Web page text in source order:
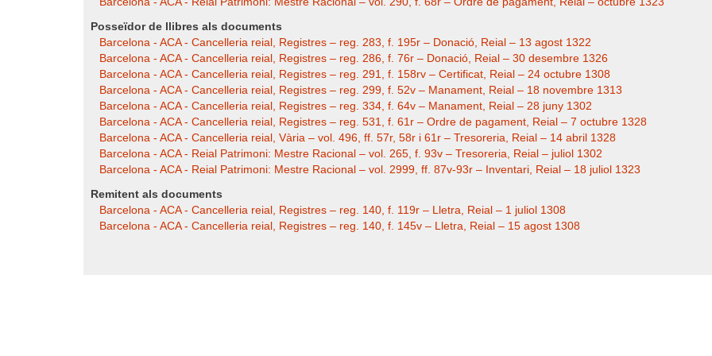
Posseïdor de llibres als documents
Barcelona - ACA - Cancelleria reial, Registres – reg. 283, f. 195r – Donació, Reial – 13 agost 1322
Barcelona - ACA - Cancelleria reial, Registres – reg. 286, f. 76r – Donació, Reial – 30 desembre 1326
Barcelona - ACA - Cancelleria reial, Registres – reg. 291, f. 158rv – Certificat, Reial – 24 octubre 1308
Barcelona - ACA - Cancelleria reial, Registres – reg. 299, f. 52v – Manament, Reial – 18 novembre 1313
Barcelona - ACA - Cancelleria reial, Registres – reg. 334, f. 64v – Manament, Reial – 28 juny 1302
Barcelona - ACA - Cancelleria reial, Registres – reg. 531, f. 61r – Ordre de pagament, Reial – 7 octubre 1328
Barcelona - ACA - Cancelleria reial, Vària – vol. 496, ff. 57r, 58r i 61r – Tresoreria, Reial – 14 abril 1328
Barcelona - ACA - Reial Patrimoni: Mestre Racional – vol. 265, f. 93v – Tresoreria, Reial – juliol 1302
Barcelona - ACA - Reial Patrimoni: Mestre Racional – vol. 2999, ff. 87v-93r – Inventari, Reial – 18 juliol 1323
Remitent als documents
Barcelona - ACA - Cancelleria reial, Registres – reg. 140, f. 119r – Lletra, Reial – 1 juliol 1308
Barcelona - ACA - Cancelleria reial, Registres – reg. 140, f. 145v – Lletra, Reial – 15 agost 1308